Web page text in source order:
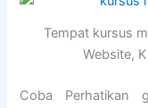
Tempat kursus
Website,
Coba Perhatikan